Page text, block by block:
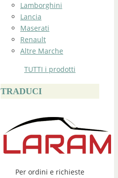
Lamborghini
Lancia
Maserati
Renault
Altre Marche
TUTTI i prodotti
TRADUCI
Per ordini e richieste